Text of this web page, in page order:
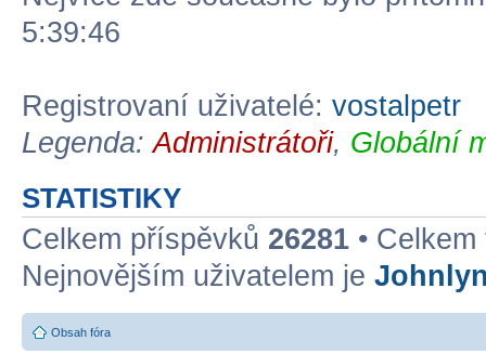
5:39:46
Registrovaní uživatelé: vostalpetr
Legenda:Administrátoři, Globální
STATISTIKY
Celkem příspěvků 26281 •
Nejnovějším uživatelem je
Obsah fóra